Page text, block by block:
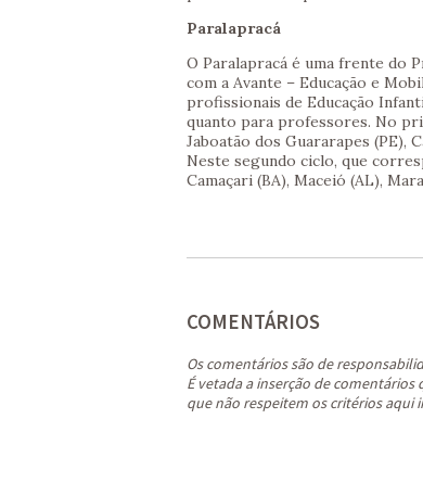
Paralapracá
O Paralapracá é uma frente do
com a Avante – Educação e
profissionais de Educação
quanto para professores. No
Jaboatão dos Guararapes (PE),
Neste segundo ciclo, que
Camaçari (BA), Maceió (AL),
COMENTÁRIOS
Os comentários são de
É vetada a inserção de
que não respeitem os critérios aqui